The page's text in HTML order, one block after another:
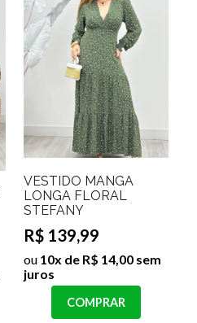
VESTIDO MANGA
LONGA FLORAL
STEFANY
R$ 139,99
ou 10x de R$ 14,00 sem
juros
COMPRAR